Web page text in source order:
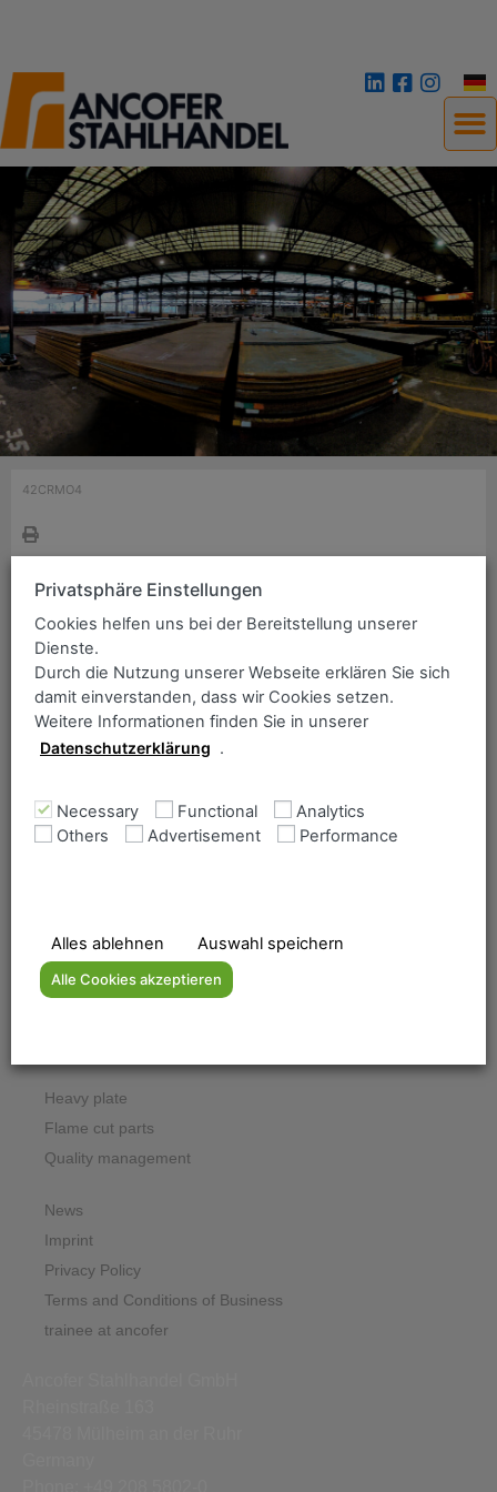
Simply enter the item you wish to find:
42CRMO4
Assortment / Grade
42CrMo4
Flat products made of quenched and tempered steels –
Technical delivery conditions according to EN 10083-3
Alloy steels for mechanical and vehicle engineering
Limit dimensions according to EN 10029
The Ancofer range
Company
Heavy plate
Flame cut parts
Quality management
News
Imprint
Privacy Policy
Terms and Conditions of Business
trainee at ancofer
Privatsphäre Einstellungen
Cookies helfen uns bei der Bereitstellung unserer
Dienste.
Durch die Nutzung unserer Webseite erklären Sie sich
damit einverstanden, dass wir Cookies setzen.
Weitere Informationen finden Sie in unserer
Datenschutzerklärung .
Necessary Functional
Analytics
Others
Advertisement Performance
Alles ablehnen Auswahl speichern
Alle Cookies akzeptieren